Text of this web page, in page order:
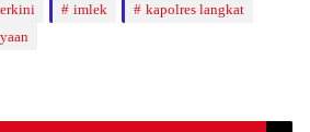
imlek
kapolres langkat